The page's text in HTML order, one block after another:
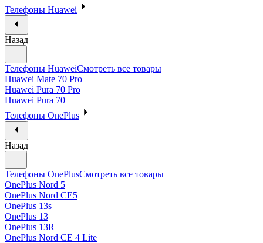
Телефоны Huawei
Назад
Телефоны HuaweiСмотреть все товары
Huawei Mate 70 Pro
Huawei Pura 70 Pro
Huawei Pura 70
Телефоны OnePlus
Назад
Телефоны OnePlusСмотреть все товары
OnePlus Nord 5
OnePlus Nord CE5
OnePlus 13s
OnePlus 13
OnePlus 13R
OnePlus Nord CE 4 Lite